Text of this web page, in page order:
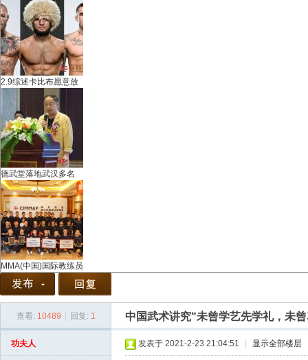
武
术
协
2.9综述卡比布愿意放
德武堂落地武汉多名
MMA(中国)国际教练员
查看: 10489 回复: 1 中国武术讲究“未曾学艺先学礼，未
功夫人 发表于 2021-2-23 21:04:51 显示全部楼层